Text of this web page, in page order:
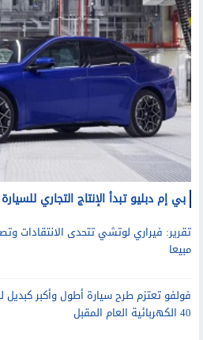
بي إم دبليو تبدأ الإنتاج التجاري للسيارة
تقرير: فيراري لوتشي تتحدى الانتقادات
مبيعا
فولفو تعتزم طرح سيارة أطول وأكبر
40 الكهربائية العام المقبل